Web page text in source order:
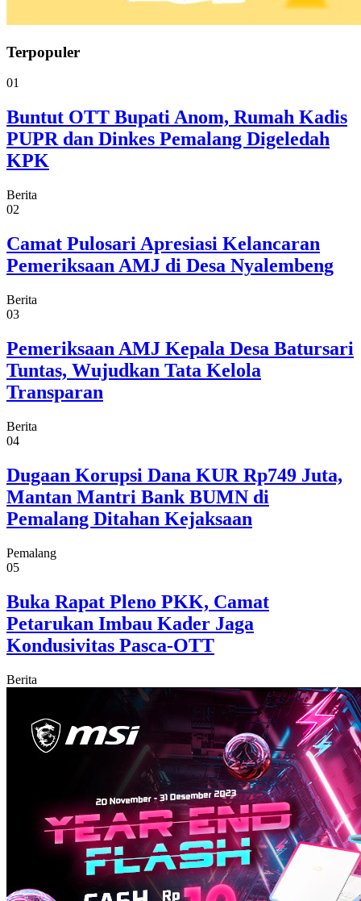
Terpopuler
01
Buntut OTT Bupati Anom, Rumah Kadis
PUPR dan Dinkes Pemalang Digeledah
KPK
Berita
02
Camat Pulosari Apresiasi Kelancaran
Pemeriksaan AMJ di Desa Nyalembeng
Berita
03
Pemeriksaan AMJ Kepala Desa Batursari
Tuntas, Wujudkan Tata Kelola
Transparan
Berita
04
Dugaan Korupsi Dana KUR Rp749 Juta,
Mantan Mantri Bank BUMN di
Pemalang Ditahan Kejaksaan
Pemalang
05
Buka Rapat Pleno PKK, Camat
Petarukan Imbau Kader Jaga
Kondusivitas Pasca-OTT
Berita